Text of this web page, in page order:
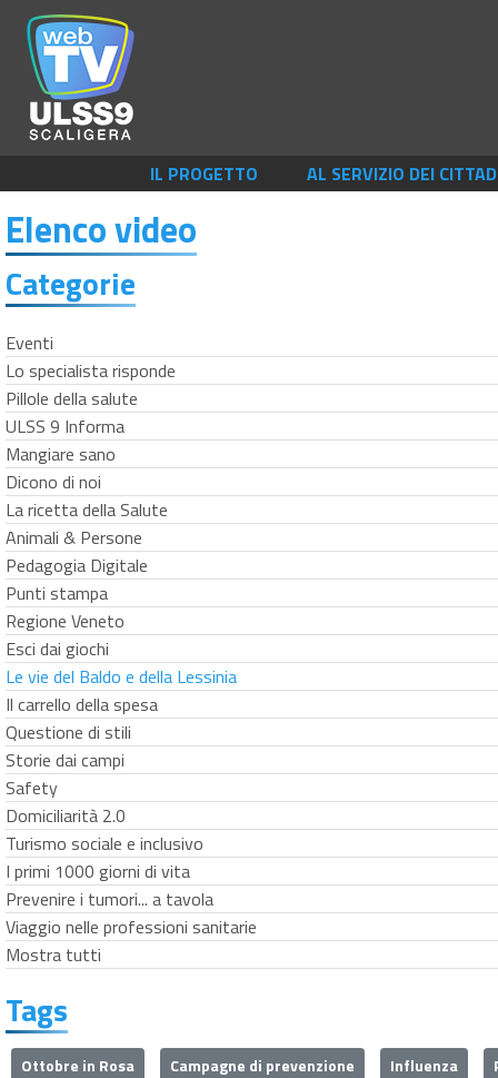
IL PROGETTO AL SERVIZIO DEI
Elenco video
Categorie
Eventi
Lo specialista risponde
Pillole della salute
ULSS 9 Informa
Mangiare sano
Dicono di noi
La ricetta della Salute
Animali & Persone
Pedagogia Digitale
Punti stampa
Regione Veneto
Esci dai giochi
Le vie del Baldo e della Lessinia
Il carrello della spesa
Questione di stili
Storie dai campi
Safety
Domiciliarità 2.0
Turismo sociale e inclusivo
I primi 1000 giorni di vita
Prevenire i tumori... a tavola
Viaggio nelle professioni sanitarie
Mostra tutti
Tags
Ottobre in Rosa Campagne di prevenzione Influenza